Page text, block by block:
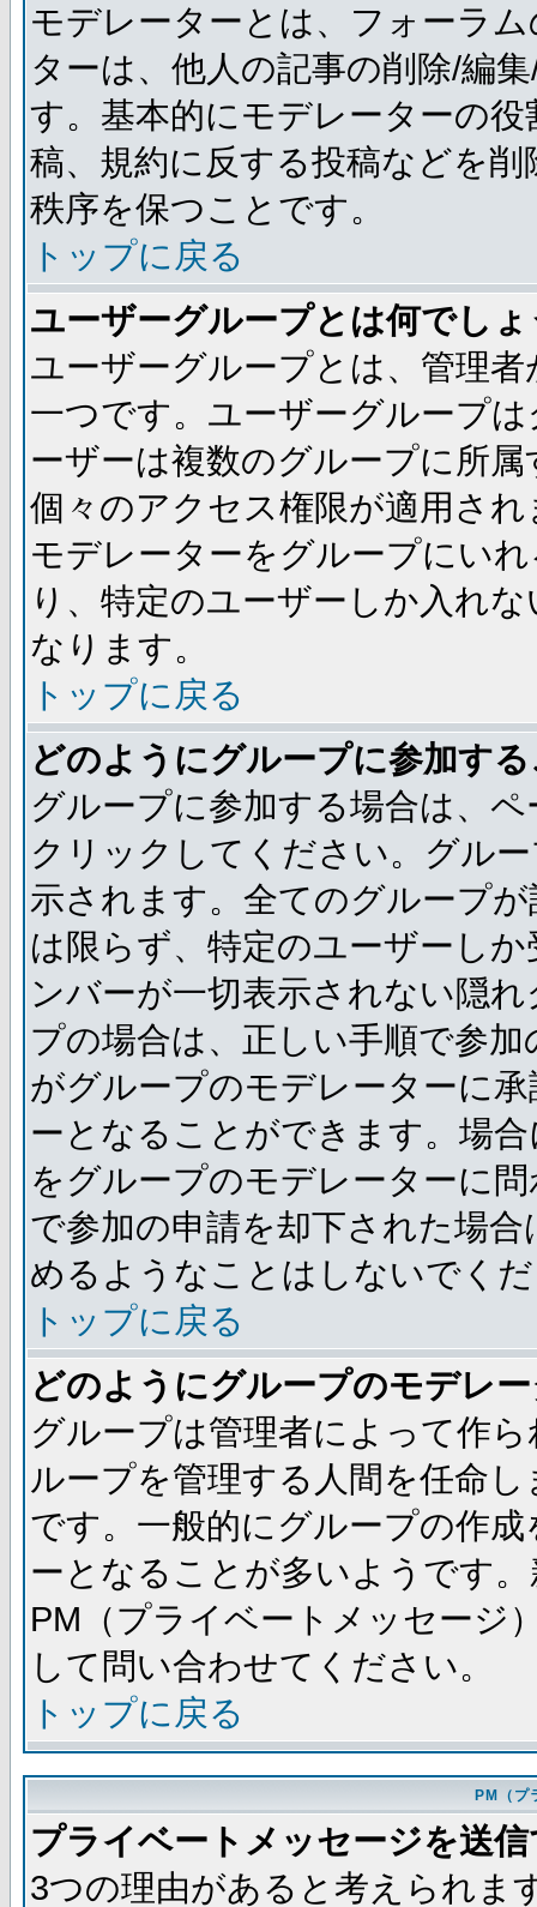
モデレーターとは、フォーラ
ターは、他人の記事の削除/編
す。基本的にモデレーターの
稿、規約に反する投稿などを
秩序を保つことです。
トップに戻る
ユーザーグループとは何でし
ユーザーグループとは、管理
一つです。ユーザーグループ
ーザーは複数のグループに所
個々のアクセス権限が適用さ
モデレーターをグループにい
り、特定のユーザーしか入れ
なります。
トップに戻る
どのようにグループに参加す
グループに参加する場合は、
クリックしてください。グル
示されます。全てのグループ
は限らず、特定のユーザーし
ンバーが一切表示されない隠
プの場合は、正しい手順で参
がグループのモデレーターに
ーとなることができます。場
をグループのモデレーターに
で参加の申請を却下された場
めるようなことはしないでく
トップに戻る
どのようにグループのモデレ
グループは管理者によって作
ループを管理する人間を任命
です。一般的にグループの作
ーとなることが多いようです
PM（プライベートメッセージ
して問い合わせてください。
トップに戻る
PM（プ
プライベートメッセージを送
3つの理由があると考えられま